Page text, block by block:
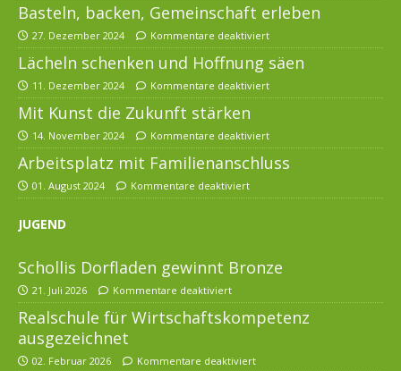
Basteln, backen, Gemeinschaft erleben
27. Dezember 2024 Kommentare deaktiviert
Lächeln schenken und Hoffnung säen
11. Dezember 2024 Kommentare deaktiviert
Mit Kunst die Zukunft stärken
14. November 2024 Kommentare deaktiviert
Arbeitsplatz mit Familienanschluss
01. August 2024 Kommentare deaktiviert
JUGEND
Schollis Dorfladen gewinnt Bronze
21. Juli 2026 Kommentare deaktiviert
Realschule für Wirtschaftskompetenz
ausgezeichnet
02. Februar 2026 Kommentare deaktiviert